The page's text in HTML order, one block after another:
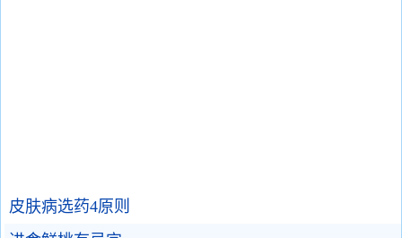
皮肤病选药4原则